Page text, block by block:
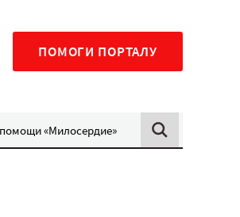
ПОМОГИ ПОРТАЛУ
«Милосердие»